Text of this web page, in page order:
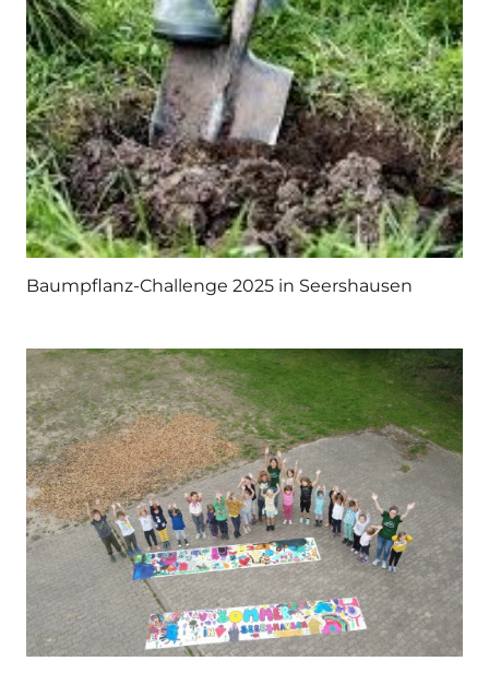
Baumpflanz-Challenge 2025 in Seershausen